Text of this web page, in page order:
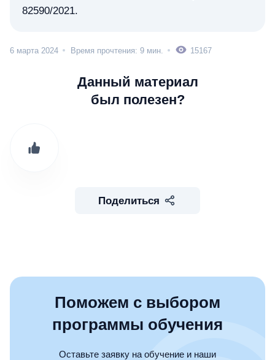
82590/2021.
6 марта 2024 Время прочтения: 9 мин. 15167
Данный материал
был полезен?
Поделиться
Поможем с выбором
программы обучения
Оставьте заявку на обучение и наши